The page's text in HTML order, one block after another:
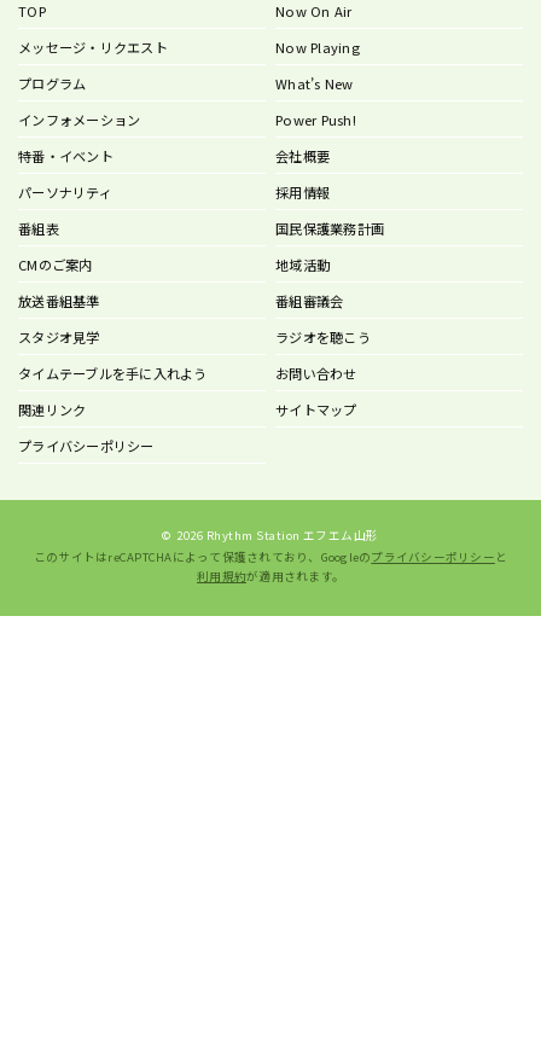
TOP
メッセージ・リクエスト
プログラム
インフォメーション
特番・イベント
パーソナリティ
番組表
CMのご案内
Now On Air
Now Playing
What’s New
Power Push!
会社概要
採用情報
国民保護業務計画
地域活動
放送番組基準
番組審議会
スタジオ見学
ラジオを聴こう
タイムテーブルを手に入れよう
お問い合わせ
関連リンク
サイトマップ
プライバシーポリシー
© 2026 Rhythm Station エフエム山形
このサイトはreCAPTCHAによって保護されており、Googleのプライバシーポリシー と
利用規約が適用されます。